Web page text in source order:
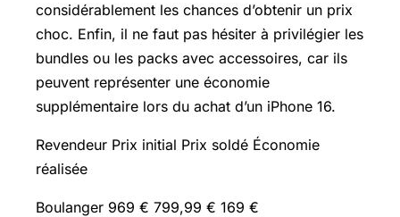
considérablement les chances d’obtenir un prix
choc. Enfin, il ne faut pas hésiter à privilégier les
bundles ou les packs avec accessoires, car ils
peuvent représenter une économie
supplémentaire lors du achat d’un iPhone 16.
Revendeur Prix initial Prix soldé Économie
réalisée
Boulanger 969 € 799,99 € 169 €